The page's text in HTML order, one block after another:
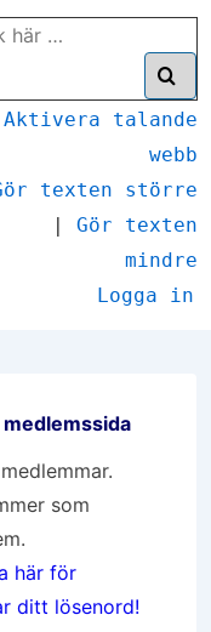
Aktivera talande
webb
texten större
| Gör texten
mindre
Logga in
som
här för
ditt lösenord!